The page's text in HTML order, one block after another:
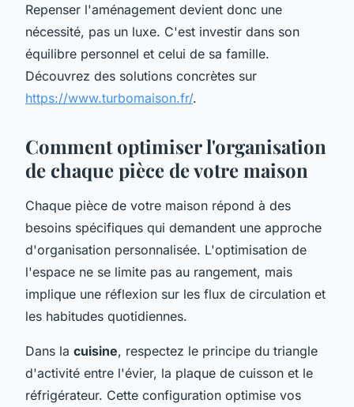
Repenser l'aménagement devient donc une
nécessité, pas un luxe. C'est investir dans son
équilibre personnel et celui de sa famille.
Découvrez des solutions concrètes sur
https://www.turbomaison.fr/.
Comment optimiser l'organisation
de chaque pièce de votre maison
Chaque pièce de votre maison répond à des
besoins spécifiques qui demandent une approche
d'organisation personnalisée. L'optimisation de
l'espace ne se limite pas au rangement, mais
implique une réflexion sur les flux de circulation et
les habitudes quotidiennes.
Dans la cuisine, respectez le principe du triangle
d'activité entre l'évier, la plaque de cuisson et le
réfrigérateur. Cette configuration optimise vos